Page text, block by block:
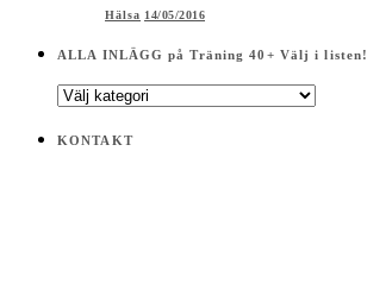
Hälsa 14/05/2016
ALLA INLÄGG på Träning 40+ Välj i listen!
ALLA
på
KONTAKT